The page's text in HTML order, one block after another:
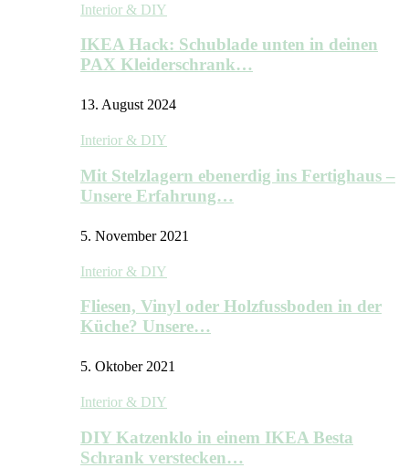
Interior & DIY
IKEA Hack: Schublade unten in deinen
PAX Kleiderschrank…
13. August 2024
Interior & DIY
Mit Stelzlagern ebenerdig ins Fertighaus –
Unsere Erfahrung…
5. November 2021
Interior & DIY
Fliesen, Vinyl oder Holzfussboden in der
Küche? Unsere…
5. Oktober 2021
Interior & DIY
DIY Katzenklo in einem IKEA Besta
Schrank verstecken…